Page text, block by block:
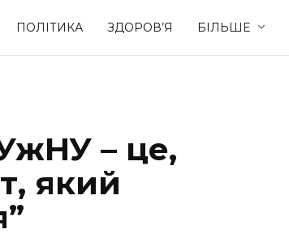
ПОЛІТИКА ЗДОРОВ’Я БІЛЬШЕ
Спорт
– це,
який